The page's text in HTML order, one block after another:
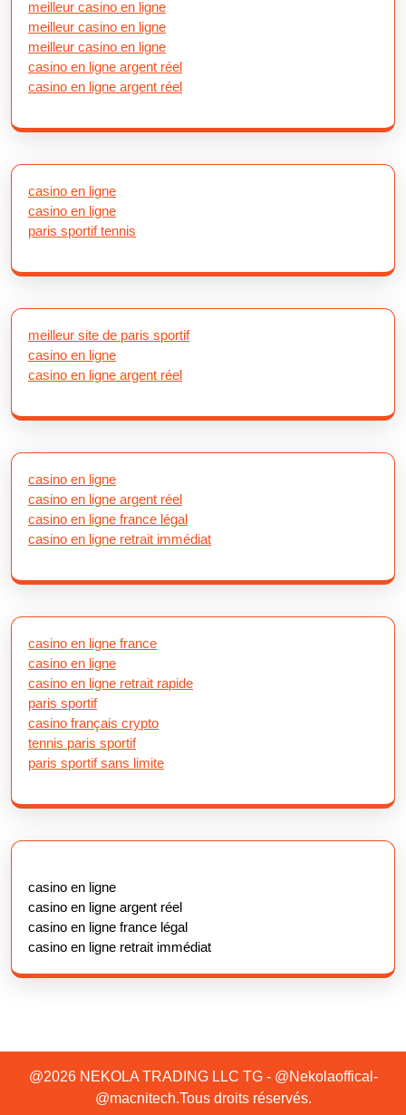
meilleur casino en ligne
meilleur casino en ligne
meilleur casino en ligne
casino en ligne argent réel
casino en ligne argent réel
casino en ligne
casino en ligne
paris sportif tennis
meilleur site de paris sportif
casino en ligne
casino en ligne argent réel
casino en ligne
casino en ligne argent réel
casino en ligne france légal
casino en ligne retrait immédiat
casino en ligne france
casino en ligne
casino en ligne retrait rapide
paris sportif
casino français crypto
tennis paris sportif
paris sportif sans limite
casino en ligne
casino en ligne argent réel
casino en ligne france légal
casino en ligne retrait immédiat
@2026 NEKOLA TRADING LLC TG - @Nekolaoffical-
@macnitech.Tous droits réservés.